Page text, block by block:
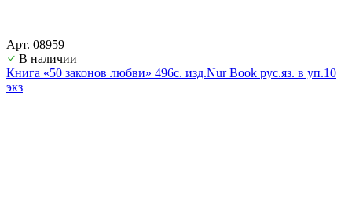
Арт. 08959
В наличии
Книга «50 законов любви» 496с. изд.Nur Book рус.яз. в уп.10
экз